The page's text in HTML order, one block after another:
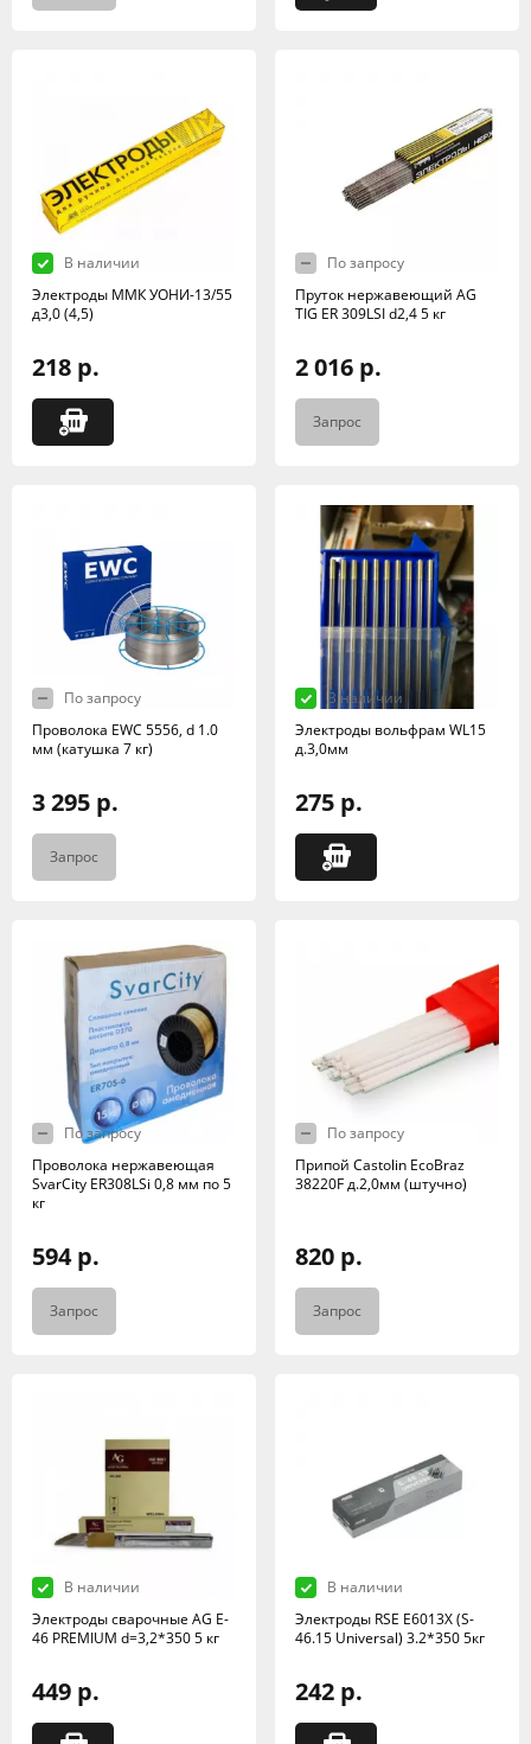
В наличии
Электроды ММК УОНИ-13/55
д3,0 (4,5)
218 р.
По запросу
Пруток нержавеющий AG
TIG ER 309LSI d2,4 5 кг
2 016 р.
Запрос
По запросу
Проволока EWC 5556, d 1.0
мм (катушка 7 кг)
3 295 р.
Запрос
В наличии
Электроды вольфрам WL15
д.3,0мм
275 р.
По запросу
Проволока нержавеющая
SvarCity ER308LSi 0,8 мм по 5
кг
594 р.
Запрос
По запросу
Припой Castolin EcoBraz
38220F д.2,0мм (штучно)
820 р.
Запрос
В наличии
Электроды сварочные AG E-
46 PREMIUM d=3,2*350 5 кг
449 р.
В наличии
Электроды RSE Е6013X (S-
46.15 Universal) 3.2*350 5кг
242 р.